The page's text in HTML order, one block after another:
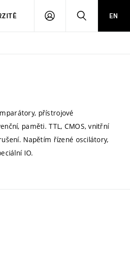
PŘIHLÁSIT HLEDATEN
přístrojové
paměti. TTL, CMOS, vnitřní
Napětím řízené oscilátory,
IO.